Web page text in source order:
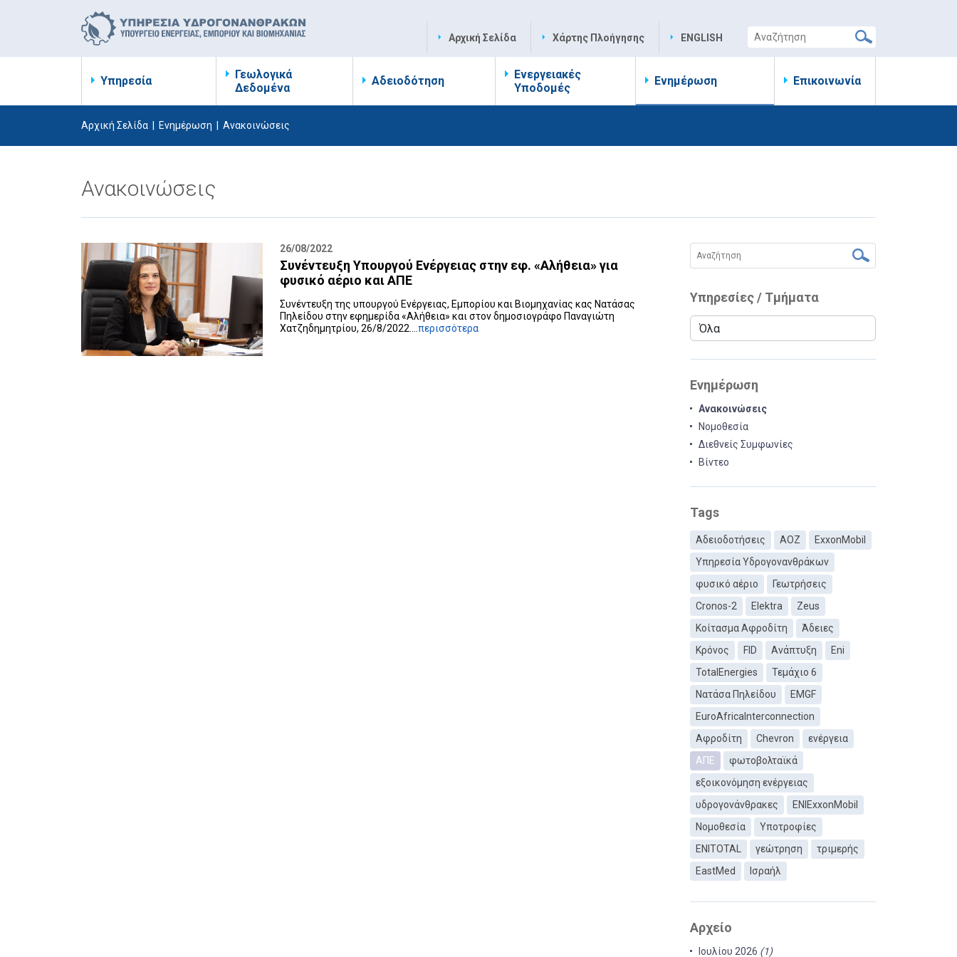
Αρχική Σελίδα Χάρτης Πλοήγησης ENGLISH
Υπηρεσία
Γεωλογικά
Δεδομένα
Αδειοδότηση
Ενεργειακές
Υποδομές
Ενημέρωση Επικοινωνία
Αρχική Σελίδα Ενημέρωση Ανακοινώσεις
Ανακοινώσεις
26/08/2022
Συνέντευξη Υπουργού Ενέργειας στην εφ. «Αλήθεια» για
φυσικό αέριο και ΑΠΕ
Συνέντευξη της υπουργού Ενέργειας, Εμπορίου και Βιομηχανίας κας Νατάσας
Πηλείδου στην εφημερίδα «Αλήθεια» και στον δημοσιογράφο Παναγιώτη
Χατζηδημητρίου, 26/8/2022.... περισσότερα
Υπηρεσίες / Τμήματα
Ενημέρωση
Ανακοινώσεις
Νομοθεσία
Διεθνείς Συμφωνίες
Βίντεο
Tags
Αδειοδοτήσεις ΑΟΖ
ExxonMobil
Υπηρεσία Υδρογονανθράκων
φυσικό αέριο
Γεωτρήσεις
Cronos-2
Elektra
Zeus
Κοίτασμα Αφροδίτη
Άδειες
Κρόνος
FID Ανάπτυξη
Eni
TotalEnergies
Τεμάχιο 6
Νατάσα Πηλείδου
EMGF
EuroAfricaInterconnection
Αφροδίτη
Chevron
ενέργεια
ΑΠΕ
φωτοβολταϊκά
εξοικονόμηση ενέργειας
υδρογονάνθρακες
ΕΝΙExxonMobil
Νομοθεσία
Υποτροφίες
ENITOTAL
γεώτρηση
τριμερής
EastMed
Ισραήλ
Αρχείο
Ιουλίου 2026 (1)